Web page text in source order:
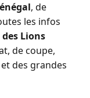
, de
les infos
Lions
de coupe,
des grandes